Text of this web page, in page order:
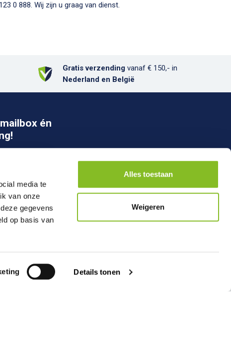
media te
van onze
gegevens
op basis van
Details tonen
Alles toestaan
Weigeren
0 888. Wij zijn u graag van dienst.
Gratis verzending vanaf € 150,- in
Nederland en België
én
Aanbiedingen